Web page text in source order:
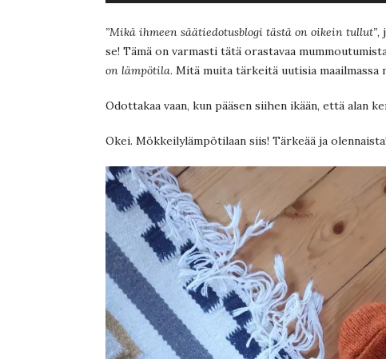
”Mikä ihmeen säätiedotusblogi tästä on oikein tullut”,
se! Tämä on varmasti tätä orastavaa
on lämpötila. Mitä muita tärkeitä uutisia maailmassa
Odottakaa vaan, kun pääsen siihen ikään, että alan
Okei. Mökkeilylämpötilaan siis! Tärkeää ja